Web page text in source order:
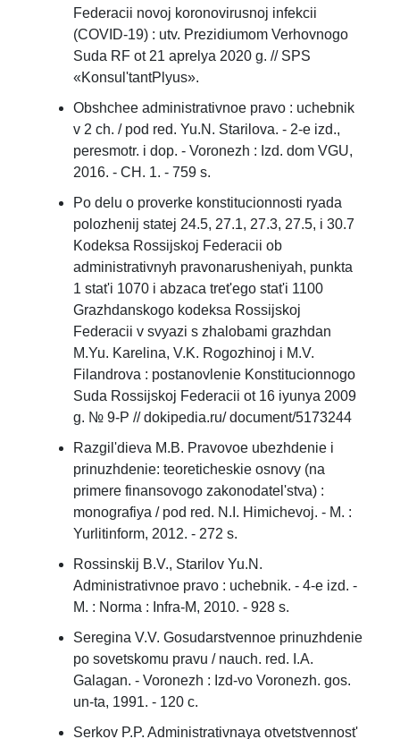
Federacii novoj koronovirusnoj infekcii
(COVID-19) : utv. Prezidiumom Verhovnogo
Suda RF ot 21 aprelya 2020 g. // SPS
«Konsul'tantPlyus».
Obshchee administrativnoe pravo : uchebnik
v 2 ch. / pod red. Yu.N. Starilova. - 2-e izd.,
peresmotr. i dop. - Voronezh : Izd. dom VGU,
2016. - CH. 1. - 759 s.
Po delu o proverke konstitucionnosti ryada
polozhenij statej 24.5, 27.1, 27.3, 27.5, i 30.7
Kodeksa Rossijskoj Federacii ob
administrativnyh pravonarusheniyah, punkta
1 stat'i 1070 i abzaca tret'ego stat'i 1100
Grazhdanskogo kodeksa Rossijskoj
Federacii v svyazi s zhalobami grazhdan
M.Yu. Karelina, V.K. Rogozhinoj i M.V.
Filandrova : postanovlenie Konstitucionnogo
Suda Rossijskoj Federacii ot 16 iyunya 2009
g. № 9-P // dokipedia.ru/ document/5173244
Razgil'dieva M.B. Pravovoe ubezhdenie i
prinuzhdenie: teoreticheskie osnovy (na
primere finansovogo zakonodatel'stva) :
monografiya / pod red. N.I. Himichevoj. - M. :
Yurlitinform, 2012. - 272 s.
Rossinskij B.V., Starilov Yu.N.
Administrativnoe pravo : uchebnik. - 4-e izd. -
M. : Norma : Infra-M, 2010. - 928 s.
Seregina V.V. Gosudarstvennoe prinuzhdenie
po sovetskomu pravu / nauch. red. I.A.
Galagan. - Voronezh : Izd-vo Voronezh. gos.
un-ta, 1991. - 120 c.
Serkov P.P. Administrativnaya otvetstvennost'